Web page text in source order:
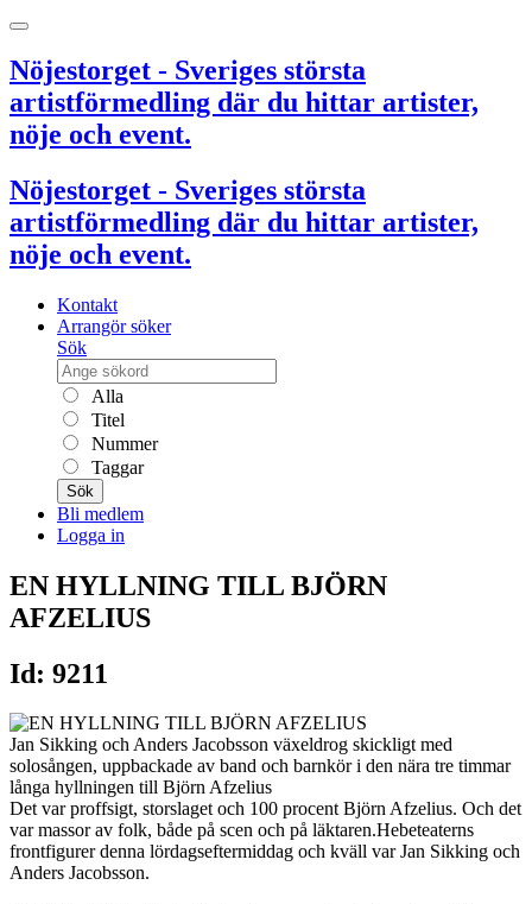
Nöjestorget - Sveriges största
artistförmedling där du hittar artister,
nöje och event.
Nöjestorget - Sveriges största
artistförmedling där du hittar artister,
nöje och event.
Kontakt
Arrangör söker
Sök
Alla
Titel
Nummer
Taggar
Sök
Bli medlem
Logga in
EN HYLLNING TILL BJÖRN
AFZELIUS
Id: 9211
Jan Sikking och Anders Jacobsson växeldrog skickligt med
solosången, uppbackade av band och barnkör i den nära tre timmar
långa hyllningen till Björn Afzelius
Det var proffsigt, storslaget och 100 procent Björn Afzelius. Och det
var massor av folk, både på scen och på läktaren.Hebeteaterns
frontfigurer denna lördagseftermiddag och kväll var Jan Sikking och
Anders Jacobsson.